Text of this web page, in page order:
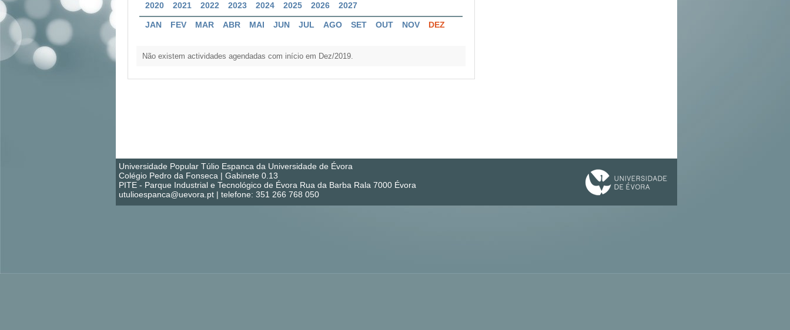
2020
2021 2022 2023 2024 2025 2026 2027
JAN FEV MAR ABR MAI JUN JUL AGO SET OUT NOV DEZ
Não existem actividades agendadas com início em Dez/2019.
Universidade Popular Túlio Espanca da Universidade de Évora
Colégio Pedro da Fonseca | Gabinete 0.13
PITE - Parque Industrial e Tecnológico de Évora Rua da Barba Rala 7000 Évora
utulioespanca@uevora.pt | telefone: 351 266 768 050